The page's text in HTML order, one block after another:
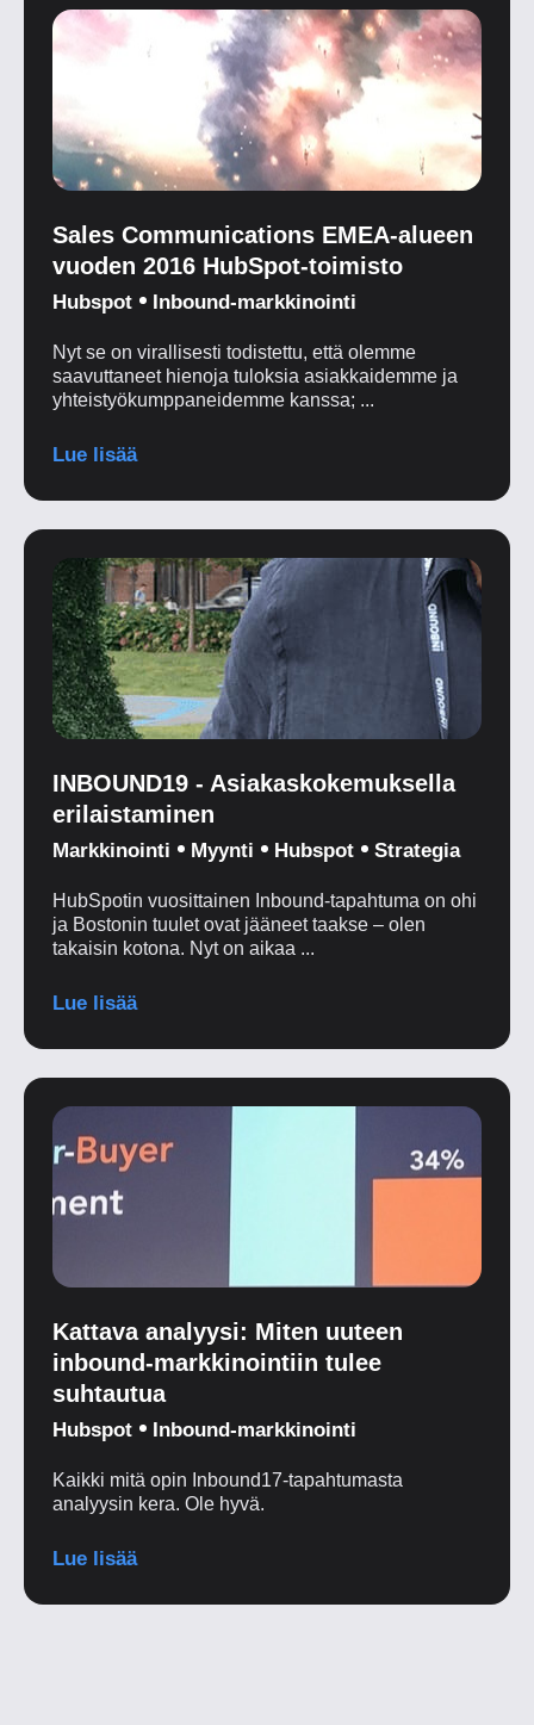
Sales Communications EMEA-alueen
vuoden 2016 HubSpot-toimisto
Hubspot Inbound-markkinointi
Nyt se on virallisesti todistettu, että olemme
saavuttaneet hienoja tuloksia asiakkaidemme ja
yhteistyökumppaneidemme kanssa; ...
Lue lisää
INBOUND19 - Asiakaskokemuksella
erilaistaminen
Markkinointi Myynti Hubspot Strategia
HubSpotin vuosittainen Inbound-tapahtuma on ohi
ja Bostonin tuulet ovat jääneet taakse – olen
takaisin kotona. Nyt on aikaa ...
Lue lisää
Kattava analyysi: Miten uuteen
inbound-markkinointiin tulee
suhtautua
Hubspot Inbound-markkinointi
Kaikki mitä opin Inbound17-tapahtumasta
analyysin kera. Ole hyvä.
Lue lisää